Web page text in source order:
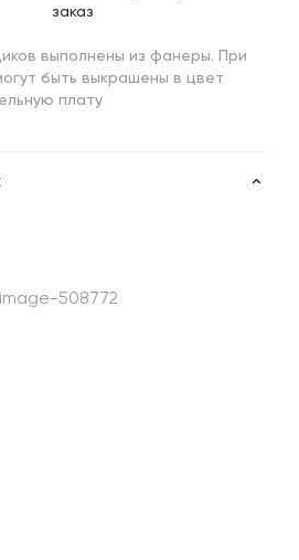
заказ
выполнены из фанеры. При
быть выкрашены в цвет
плату